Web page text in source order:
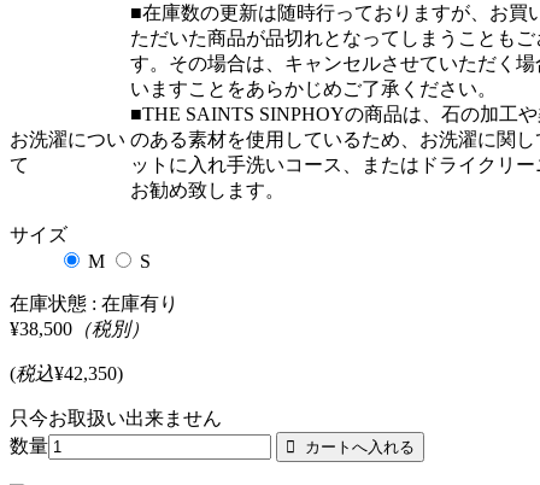
■在庫数の更新は随時行っておりますが、お買
ただいた商品が品切れとなってしまうこともご
す。その場合は、キャンセルさせていただく場
いますことをあらかじめご了承ください。
お洗濯につい
て
■THE SAINTS SINPHOYの商品は、石の加工
のある素材を使用しているため、お洗濯に関し
ットに入れ手洗いコース、またはドライクリ
お勧め致します。
サイズ
M
S
在庫状態 : 在庫有り
¥38,500 （税別）
(税込¥42,350)
只今お取扱い出来ません
数量